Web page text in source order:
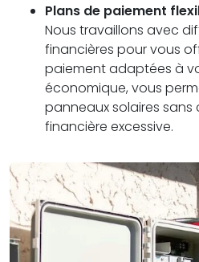
Plans de paiement
Nous travaillons avec
financières pour vous
paiement adaptées à
économique, vous
panneaux solaires sans
financière excessive.